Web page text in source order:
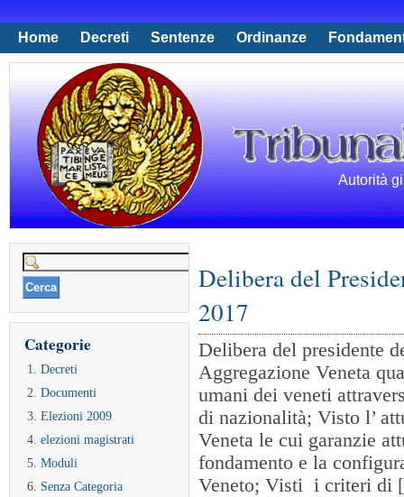
Home Decreti Sentenze Ordinanze
Autorità
Ricerca
per:
Categorie
Decreti
Documenti
Elezioni 2009
elezioni magistrati
Moduli
Senza Categoria
Delibera del
2017
Delibera del presidente
Aggregazione Veneta
umani dei veneti
di nazionalità; Visto l’
Veneta le cui garanzie
fondamento e la
Veneto; Visti i criteri